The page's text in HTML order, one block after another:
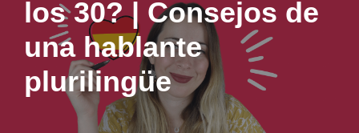
los 30? | Consejos de
una hablante
plurilingüe